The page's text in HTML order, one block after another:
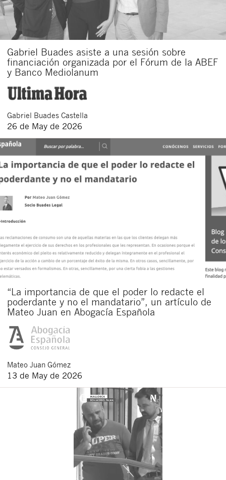
Gabriel Buades asiste a una sesión sobre
financiación organizada por el Fórum de la ABEF
y Banco Mediolanum
Gabriel Buades Castella
26 de May de 2026
“La importancia de que el poder lo redacte el
poderdante y no el mandatario”, un artículo de
Mateo Juan en Abogacía Española
Mateo Juan Gómez
13 de May de 2026